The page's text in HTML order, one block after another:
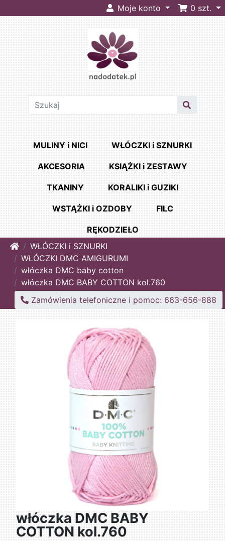
Moje konto 0 szt.
MULINY i NICI WŁÓCZKI i SZNURKI
AKCESORIA KSIĄŻKI i ZESTAWY
TKANINY KORALIKI i GUZIKI
WSTĄŻKI i OZDOBY FILC
RĘKODZIEŁO
HomeWŁÓCZKI i SZNURKI
WŁÓCZKI DMC AMIGURUMI
włóczka DMC baby cotton
włóczka DMC BABY COTTON kol.760
Zamówienia telefoniczne i pomoc: 663-656-888
włóczka DMC BABY
COTTON kol.760